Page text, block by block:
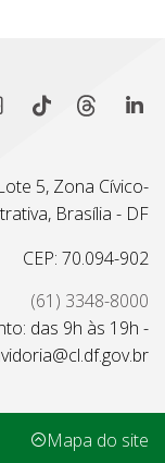
5, Zona Cívico-
Brasília - DF
CEP: 70.094-902
(61) 3348-8000
das 9h às 19h -
Mapa do site